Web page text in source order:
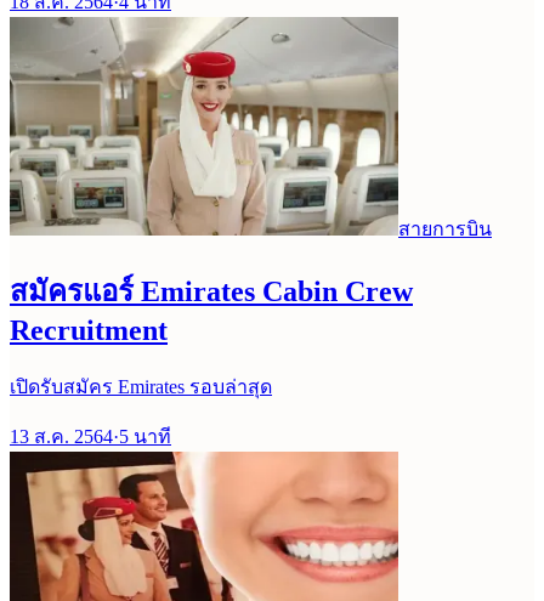
สายการบิน
สมัครแอร์ Emirates Cabin Crew
Recruitment
เปิดรับสมัคร Emirates รอบล่าสุด
13 ส.ค. 2564·5 นาที